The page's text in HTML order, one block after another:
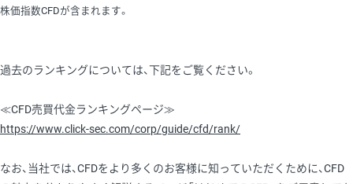
株価指数CFDが含まれます。
過去のランキングについては、下記をご覧ください。
≪CFD売買代金ランキングページ≫
https://www.click-sec.com/corp/guide/cfd/rank/
なお、当社では、CFDをより多くのお客様に知っていただくために、CFD